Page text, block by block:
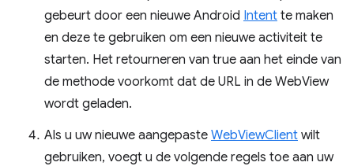
gebeurt door een nieuwe Android Intent te maken
en deze te gebruiken om een ​​nieuwe activiteit te
starten. Het retourneren van true aan het einde van
de methode voorkomt dat de URL in de WebView
wordt geladen.
Als u uw nieuwe aangepaste WebViewClient wilt
gebruiken, voegt u de volgende regels toe aan uw